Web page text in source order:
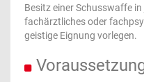
Besitz einer Schusswaffe
fachärztliches oder
geistige Eignung vorlegen.